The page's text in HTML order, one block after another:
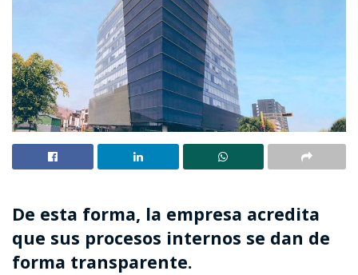
De esta forma, la empresa acredita
que sus procesos internos se dan de
forma transparente.